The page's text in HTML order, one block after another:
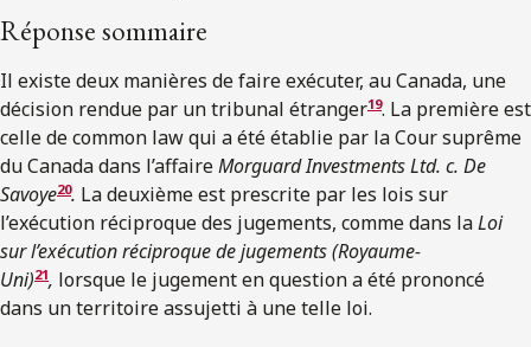
Réponse sommaire
Il existe deux manières de faire exécuter, au Canada, une
décision rendue par un tribunal étranger19. La première est
celle de common law qui a été établie par la Cour suprême
du Canada dans l’affaireMorguard Investments Ltd. c. De
Savoye20. La deuxième est prescrite par les lois sur
l’exécution réciproque des jugements, comme dans laLoi
sur l’exécution réciproque de jugements(Royaume-
Uni)21, lorsque le jugement en question a été prononcé
dans un territoire assujetti à une telle loi.